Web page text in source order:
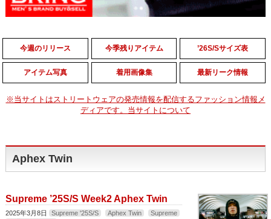
今週のリリース 今季残りアイテム ’26S/Sサイズ表
アイテム写真 着用画像集 最新リーク情報
※当サイトはストリートウェアの発売情報を配信するファッション情報メ
ディアです。当サイトについて
Aphex Twin
Supreme ’25S/S Week2 Aphex Twin
2025年3月8日 Supreme '25S/S Aphex Twin
Supreme